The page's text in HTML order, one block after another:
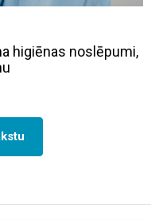
higiēnas noslēpumi,